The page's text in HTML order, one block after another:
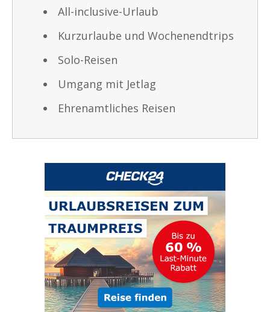
All-inclusive-Urlaub
Kurzurlaube und Wochenendtrips
Solo-Reisen
Umgang mit Jetlag
Ehrenamtliches Reisen